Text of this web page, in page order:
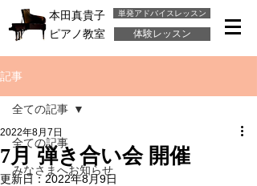
単発アドバイスレッスン
本田真貴子
ピアノ教室
体験レッスン
記事
全ての記事
みなさまへお知らせ
全ての記事
7月 弾き合い会 開催
2022年8月7日
更新日： 2022年8月9日